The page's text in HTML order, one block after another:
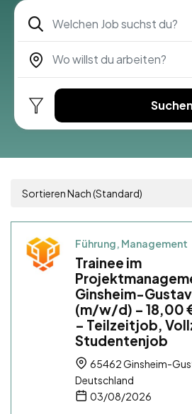
Suchen
Sortieren Nach (Standard)
Führung, Management
Trainee im
Ginsheim-
(m/w/d) – 18,00
– Teilzeitjob,
Studentenjob
65462 Ginsheim-
Deutschland
03/08/2026